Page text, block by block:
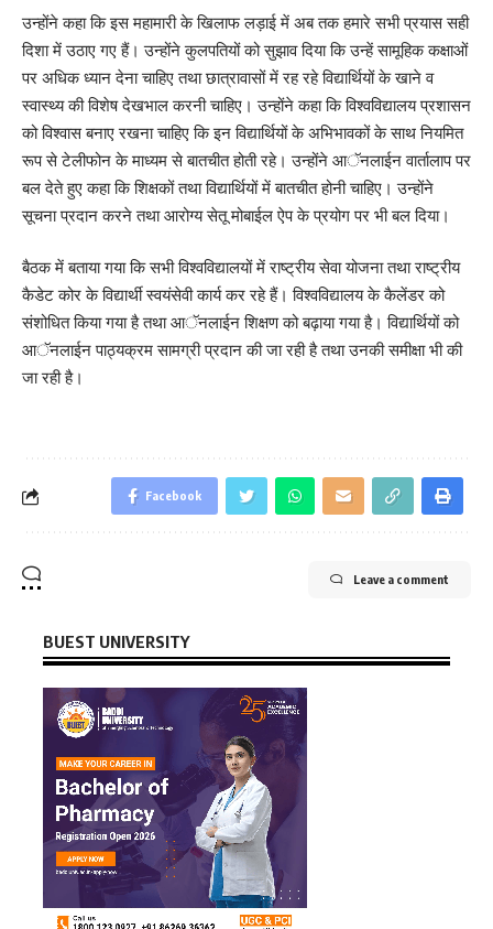
उन्होंने कहा कि इस महामारी के खिलाफ लड़ाई में अब तक हमारे सभी प्रयास सही
दिशा में उठाए गए हैं। उन्होंने कुलपतियों को सुझाव दिया कि उन्हें सामूहिक कक्षाओं
पर अधिक ध्यान देना चाहिए तथा छात्रावासों में रह रहे विद्यार्थियों के खाने व
स्वास्थ्य की विशेष देखभाल करनी चाहिए। उन्होंने कहा कि विश्वविद्यालय प्रशासन
को विश्वास बनाए रखना चाहिए कि इन विद्यार्थियों के अभिभावकों के साथ नियमित
रूप से टेलीफोन के माध्यम से बातचीत होती रहे। उन्होंने आॅनलाईन वार्तालाप पर
बल देते हुए कहा कि शिक्षकों तथा विद्यार्थियों में बातचीत होनी चाहिए। उन्होंने
सूचना प्रदान करने तथा आरोग्य सेतू मोबाईल ऐप के प्रयोग पर भी बल दिया।
बैठक में बताया गया कि सभी विश्वविद्यालयों में राष्ट्रीय सेवा योजना तथा राष्ट्रीय
कैडेट कोर के विद्यार्थी स्वयंसेवी कार्य कर रहे हैं। विश्वविद्यालय के कैलेंडर को
संशोधित किया गया है तथा आॅनलाईन शिक्षण को बढ़ाया गया है। विद्यार्थियों को
आॅनलाईन पाठ्यक्रम सामग्री प्रदान की जा रही है तथा उनकी समीक्षा भी की
जा रही है।
Facebook
Leave a comment
BUEST UNIVERSITY